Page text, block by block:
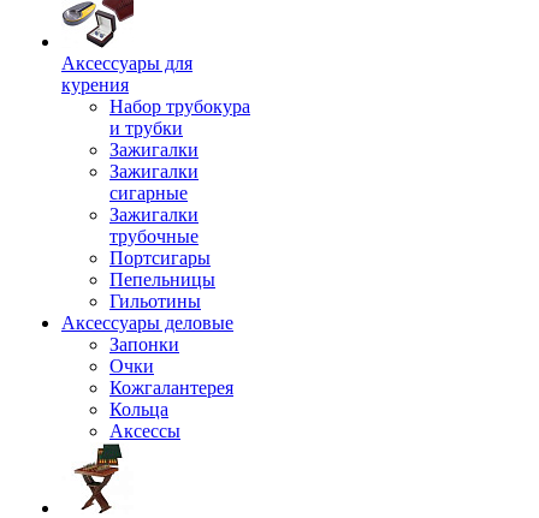
Аксессуары для
курения
Набор трубокура
и трубки
Зажигалки
Зажигалки
сигарные
Зажигалки
трубочные
Портсигары
Пепельницы
Гильотины
Аксессуары деловые
Запонки
Очки
Кожгалантерея
Кольца
Аксессы